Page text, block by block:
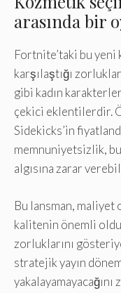
arasında bir
Fortnite’taki bu yeni
karşılaştığı
gibi kadın
çekici eklentilerdir.
Sidekicks’in
memnuniyetsizlik,
algısına zarar
Bu lansman,
kalitenin önemli
zorluklarını
stratejik yayın